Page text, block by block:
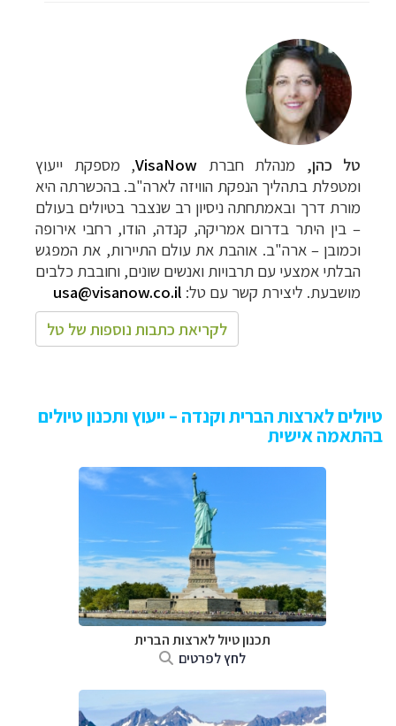
טל כהן, מנהלת חברת VisaNow, מספקת ייעוץ
ומטפלת בתהליך הנפקת הוויזה לארה"ב. בהכשרתה היא
מורת דרך ובאמתחתה ניסיון רב שנצבר בטיולים בעולם
– בין היתר בדרום אמריקה, קנדה, הודו, רחבי אירופה
וכמובן – ארה"ב. אוהבת את עולם התיירות, את המפגש
הבלתי אמצעי עם תרבויות ואנשים שונים, וחובבת כלבים
מושבעת. ליצירת קשר עם טל: usa@visanow.co.il
לקריאת כתבות נוספות של טל
טיולים לארצות הברית וקנדה – ייעוץ ותכנון טיולים
בהתאמה אישית
תכנון טיול לארצות הברית
לחץ לפרטים